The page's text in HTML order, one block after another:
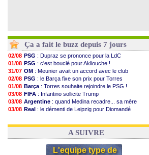
Ça a fait le buzz depuis 7 jours
02/08 PSG : Dupraz se prononce pour la LdC
01/08 PSG : c'est bouclé pour Akliouche !
31/07 OM : Meunier avait un accord avec le club
02/08 PSG : le Barça fixe son prix pour Torres
01/08 Barça : Torres souhaite rejoindre le PSG !
03/08 FIFA : Infantino sollicite Trump
03/08 Argentine : quand Medina recadre... sa mère
03/08 Real : le démenti de Leipzig pour Diomandé
31/07 FIFA: le conseiller d'Infantino démissionne !
A SUIVRE
L'equipe type de